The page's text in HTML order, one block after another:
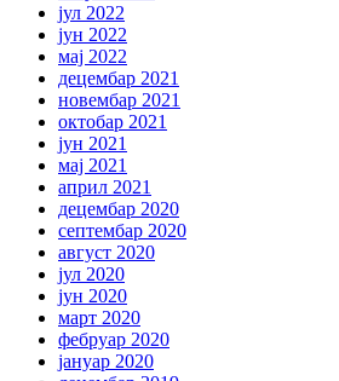
јул 2022
јун 2022
мај 2022
децембар 2021
новембар 2021
октобар 2021
јун 2021
мај 2021
април 2021
децембар 2020
септембар 2020
август 2020
јул 2020
јун 2020
март 2020
фебруар 2020
јануар 2020